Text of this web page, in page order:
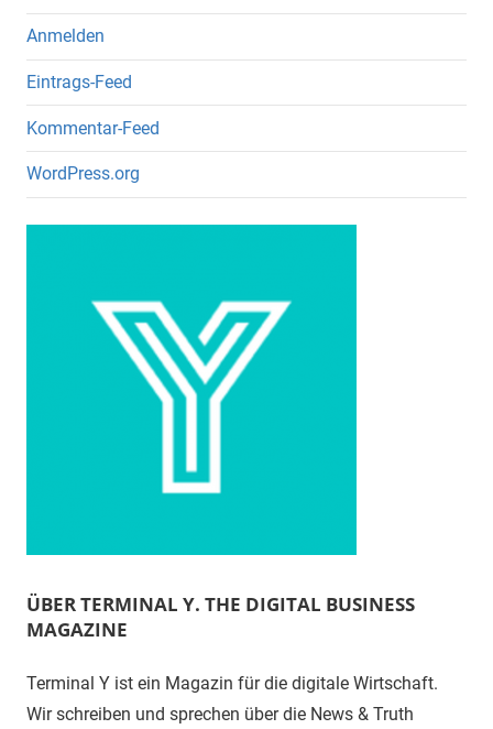
Anmelden
Eintrags-Feed
Kommentar-Feed
WordPress.org
ÜBER TERMINAL Y. THE DIGITAL BUSINESS
MAGAZINE
Terminal Y ist ein Magazin für die digitale Wirtschaft.
Wir schreiben und sprechen über die News & Truth